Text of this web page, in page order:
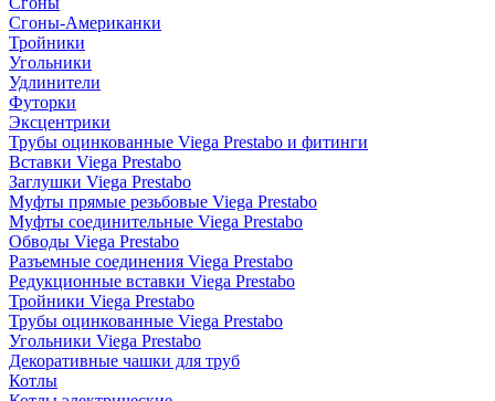
Сгоны-Американки
Тройники
Угольники
Удлинители
Футорки
Эксцентрики
Трубы оцинкованные Viega Prestabo и фитинги
Вставки Viega Prestabo
Заглушки Viega Prestabo
Муфты прямые резьбовые Viega Prestabo
Муфты соединительные Viega Prestabo
Обводы Viega Prestabo
Разъемные соединения Viega Prestabo
Редукционные вставки Viega Prestabo
Тройники Viega Prestabo
Трубы оцинкованные Viega Prestabo
Угольники Viega Prestabo
Декоративные чашки для труб
Котлы